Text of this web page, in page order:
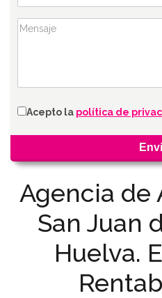
Agencia de
San Juan
Huelva.
Acepto la política de